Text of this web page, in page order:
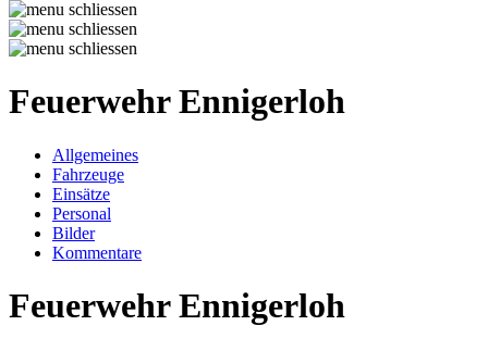
Feuerwehr Ennigerloh
Allgemeines
Fahrzeuge
Einsätze
Personal
Bilder
Kommentare
Feuerwehr Ennigerloh